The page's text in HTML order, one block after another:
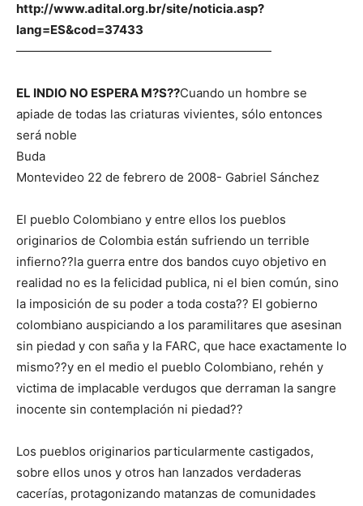
http://www.adital.org.br/site/noticia.asp?
lang=ES&cod=37433
—————————————————————
EL INDIO NO ESPERA M?S??Cuando un hombre se
apiade de todas las criaturas vivientes, sólo entonces
será noble
Buda
Montevideo 22 de febrero de 2008- Gabriel Sánchez
El pueblo Colombiano y entre ellos los pueblos
originarios de Colombia están sufriendo un terrible
infierno??la guerra entre dos bandos cuyo objetivo en
realidad no es la felicidad publica, ni el bien común, sino
la imposición de su poder a toda costa?? El gobierno
colombiano auspiciando a los paramilitares que asesinan
sin piedad y con saña y la FARC, que hace exactamente lo
mismo??y en el medio el pueblo Colombiano, rehén y
victima de implacable verdugos que derraman la sangre
inocente sin contemplación ni piedad??
Los pueblos originarios particularmente castigados,
sobre ellos unos y otros han lanzados verdaderas
cacerías, protagonizando matanzas de comunidades